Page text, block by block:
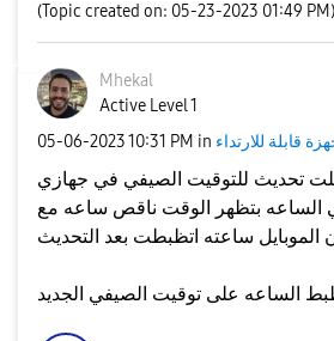
(Topic created on: 05-23-2023 01:49 PM)
Mhekal
Active Level 1
‎05-06-202310:31 PM in قابلة للارتداء
تحديث للتوقيت الصيفي في جهازي
دلوقتي الساعه بتظهر الوقت ناقص ساعه مع
الموبايل ساعته اتظبطت بعد التحديث
الساعه على توقيت الصيفي الجديد